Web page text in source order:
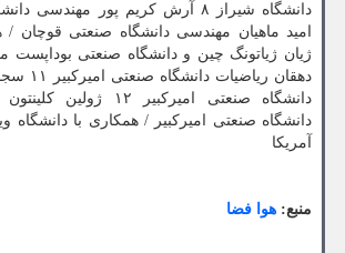
امید ماهیان مهندسی دانشگاه صنعتی قوچان /
دهقان
دانشگاه صنعتی امیركبیر
دانشگاه صنعتی امیركبیر / همكاری با دانشگاه
آمریكا
منبع: هوا فضا